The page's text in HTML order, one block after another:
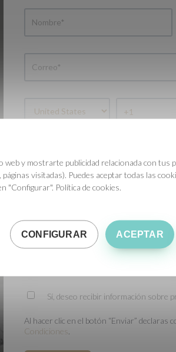
Necesitamos tu consentimiento para
Sí, deseo recibir información sobre
Al hacer clic en el botón “Enviar” declaras
Condiciones
y mostrarte publicidad relacionada con tus
visitadas). Puedes aceptar todas las
"Configurar". Política de cookies.
ACEPTAR
CONFIGURAR